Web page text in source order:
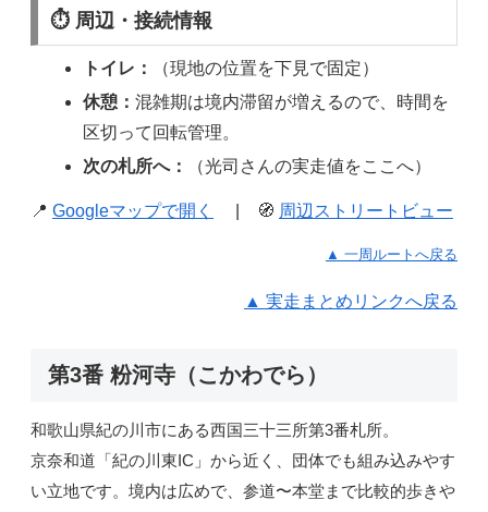
⏱ 周辺・接続情報
トイレ：
（現地の位置を下見で固定）
休憩：混雑期は境内滞留が増えるので、時間を
区切って回転管理。
次の札所へ：
（光司さんの実走値をここへ）
📍 Googleマップで開く | 🧭 周辺ストリートビュー
▲ 一周ルートへ戻る
▲ 実走まとめリンクへ戻る
第3番 粉河寺（こかわでら）
和歌山県紀の川市にある西国三十三所第3番札所。
京奈和道「紀の川東IC」から近く、団体でも組み込みやす
い立地です。境内は広めで、参道〜本堂まで比較的歩きや